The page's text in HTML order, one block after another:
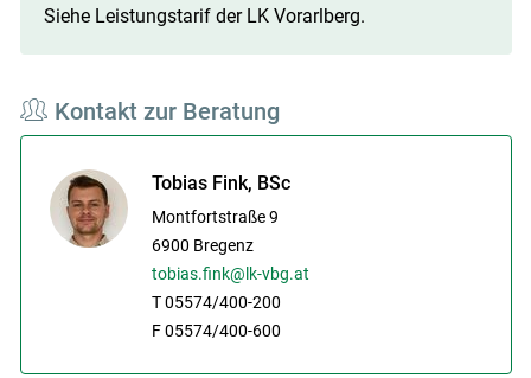
Skip to main content
Siehe Leistungstarif der LK Vorarlberg.
Kontakt zur Beratung
Tobias Fink, BSc
Montfortstraße 9
6900 Bregenz
tobias.fink@lk-vbg.at
T 05574/400-200
F 05574/400-600